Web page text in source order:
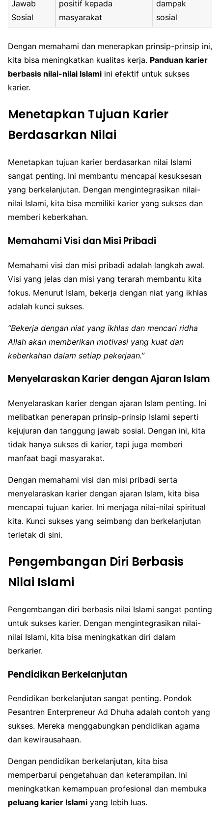
Jawab
Sosial
positif kepada
masyarakat
dampak
sosial
Dengan memahami dan menerapkan prinsip-prinsip ini,
kita bisa meningkatkan kualitas kerja. Panduan karier
berbasis nilai-nilai Islami ini efektif untuk sukses
karier.
Menetapkan Tujuan Karier
Berdasarkan Nilai
Menetapkan tujuan karier berdasarkan nilai Islami
sangat penting. Ini membantu mencapai kesuksesan
yang berkelanjutan. Dengan mengintegrasikan nilai-
nilai Islami, kita bisa memiliki karier yang sukses dan
memberi keberkahan.
Memahami Visi dan Misi Pribadi
Memahami visi dan misi pribadi adalah langkah awal.
Visi yang jelas dan misi yang terarah membantu kita
fokus. Menurut Islam, bekerja dengan niat yang ikhlas
adalah kunci sukses.
“Bekerja dengan niat yang ikhlas dan mencari ridha
Allah akan memberikan motivasi yang kuat dan
keberkahan dalam setiap pekerjaan.”
Menyelaraskan Karier dengan Ajaran Islam
Menyelaraskan karier dengan ajaran Islam penting. Ini
melibatkan penerapan prinsip-prinsip Islami seperti
kejujuran dan tanggung jawab sosial. Dengan ini, kita
tidak hanya sukses di karier, tapi juga memberi
manfaat bagi masyarakat.
Dengan memahami visi dan misi pribadi serta
menyelaraskan karier dengan ajaran Islam, kita bisa
mencapai tujuan karier. Ini menjaga nilai-nilai spiritual
kita. Kunci sukses yang seimbang dan berkelanjutan
terletak di sini.
Pengembangan Diri Berbasis
Nilai Islami
Pengembangan diri berbasis nilai Islami sangat penting
untuk sukses karier. Dengan mengintegrasikan nilai-
nilai Islami, kita bisa meningkatkan diri dalam
berkarier.
Pendidikan Berkelanjutan
Pendidikan berkelanjutan sangat penting. Pondok
Pesantren Enterpreneur Ad Dhuha adalah contoh yang
sukses. Mereka menggabungkan pendidikan agama
dan kewirausahaan.
Dengan pendidikan berkelanjutan, kita bisa
memperbarui pengetahuan dan keterampilan. Ini
meningkatkan kemampuan profesional dan membuka
peluang karier Islami yang lebih luas.